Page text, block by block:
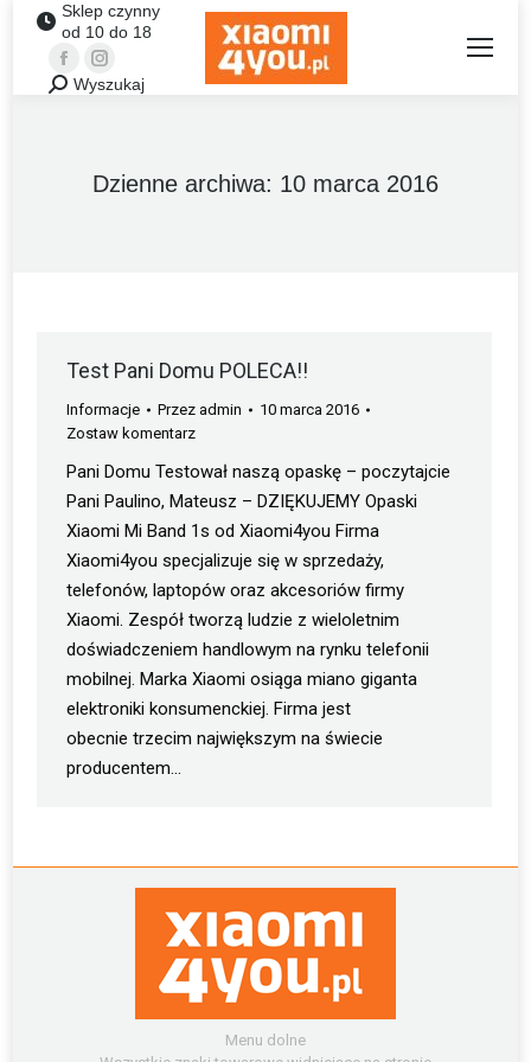
Sklep czynny
od 10 do 18
FacebookInstagram
Szukaj:Wyszukaj
Dzienne archiwa: 10 marca 2016
Test Pani Domu POLECA!!
Informacje Przez admin
10 marca 2016
Zostaw komentarz
Pani Domu Testował naszą opaskę – poczytajcie
Pani Paulino, Mateusz – DZIĘKUJEMY Opaski
Xiaomi Mi Band 1s od Xiaomi4you Firma
Xiaomi4you specjalizuje się w sprzedaży,
telefonów, laptopów oraz akcesoriów firmy
Xiaomi. Zespół tworzą ludzie z wieloletnim
doświadczeniem handlowym na rynku telefonii
mobilnej. Marka Xiaomi osiąga miano giganta
elektroniki konsumenckiej. Firma jest
obecnie trzecim największym na świecie
producentem…
Menu dolne